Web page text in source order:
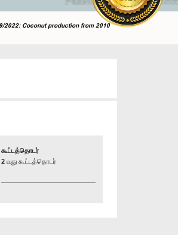
2022: Coconut production from 2010
கூட்டத்தொடர்
2 வது கூட்டத்தொடர்